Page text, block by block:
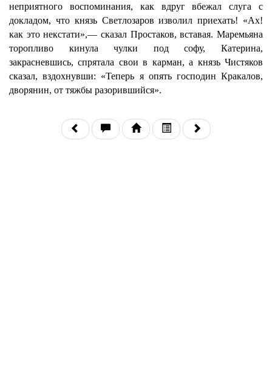
неприятного воспоминания, как вдруг вбежал слуга с
докладом, что князь Светлозаров изволил приехать! «Ах!
как это некстати»,— сказал Простаков, вставая. Маремьяна
торопливо кинула чулки под софу, Катерина,
закрасневшись, спрятала свои в карман, а князь Чистяков
сказал, вздохнувши: «Теперь я опять господин Кракалов,
дворянин, от тяжбы разорившийся».